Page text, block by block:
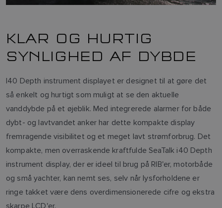
KLAR OG HURTIG
SYNLIGHED AF DYBDE
I40 Depth instrument displayet er designet til at gøre det
så enkelt og hurtigt som muligt at se den aktuelle
vanddybde på et øjeblik. Med integrerede alarmer for både
dybt- og lavtvandet anker har dette kompakte display
fremragende visibilitet og et meget lavt strømforbrug. Det
kompakte, men overraskende kraftfulde SeaTalk i40 Depth
instrument display, der er ideel til brug på RIB'er, motorbåde
og små yachter, kan nemt ses, selv når lysforholdene er
ringe takket være dens overdimensionerede cifre og ekstra
skarpe LCD'er.